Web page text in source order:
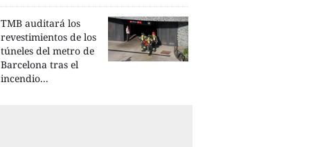
TMB auditará los
revestimientos de los
túneles del metro de
Barcelona tras el
incendio...